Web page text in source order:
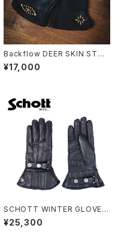
Backflow DEER SKIN STUD
S GLOVE
¥17,000
SCHOTT WINTER GLOVE
MID
¥25,300